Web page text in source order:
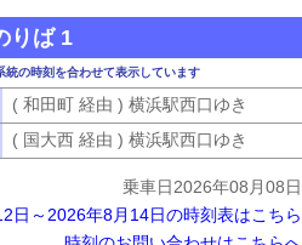
りば 1
の時刻を合わせて表示しています
( 和田町 経由 ) 横浜駅西口ゆき
( 国大西 経由 ) 横浜駅西口ゆき
乗車日2026年08月08日
日～2026年8月14日の時刻表はこちら